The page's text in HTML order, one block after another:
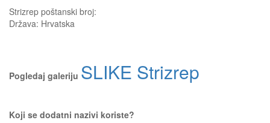
Strizrep poštanski broj:
Država: Hrvatska
Pogledaj galeriju SLIKE Strizrep
Koji se dodatni nazivi koriste?